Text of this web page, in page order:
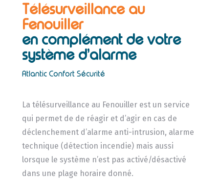
Télésurveillance au
Fenouiller
en complément de votre
système d’alarme
Atlantic Confort Sécurité
La télésurveillance au Fenouiller est un service
qui permet de de réagir et d’agir en cas de
déclenchement d’alarme anti-intrusion, alarme
technique (détection incendie) mais aussi
lorsque le système n’est pas activé/désactivé
dans une plage horaire donné.